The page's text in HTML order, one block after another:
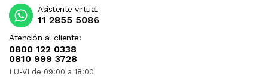
Atención al cliente:
0800 122 0338
0810 999 3728
LU-VI de 09:00 a 18:00
Asistente virtual
11 2855 5086